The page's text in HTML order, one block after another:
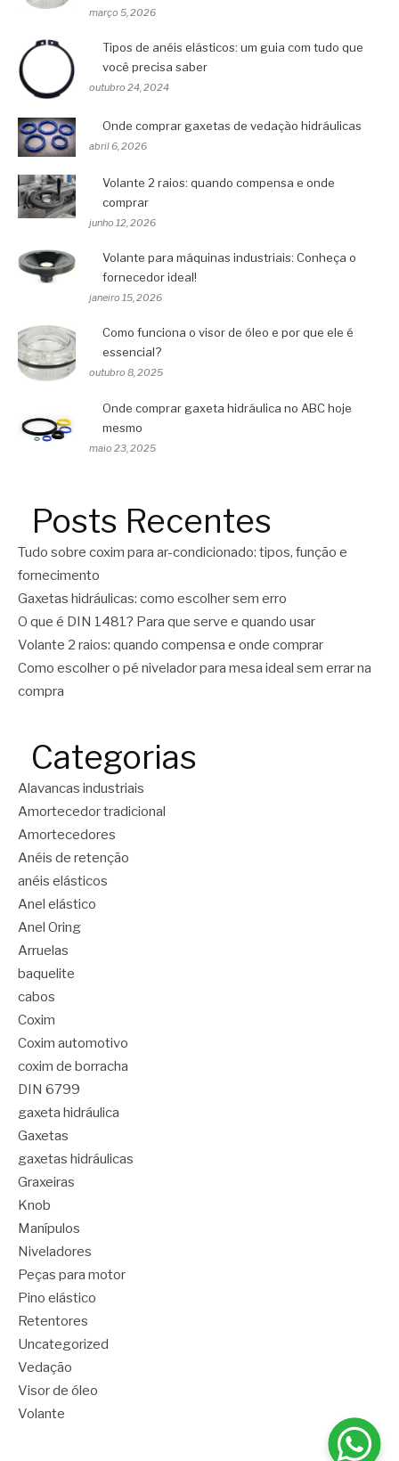
março 5, 2026
Tipos de anéis elásticos: um guia com tudo que
você precisa saber
outubro 24, 2024
Onde comprar gaxetas de vedação hidráulicas
abril 6, 2026
Volante 2 raios: quando compensa e onde
comprar
junho 12, 2026
Volante para máquinas industriais: Conheça o
fornecedor ideal!
janeiro 15, 2026
Como funciona o visor de óleo e por que ele é
essencial?
outubro 8, 2025
Onde comprar gaxeta hidráulica no ABC hoje
mesmo
maio 23, 2025
Posts Recentes
Tudo sobre coxim para ar-condicionado: tipos, função e
fornecimento
Gaxetas hidráulicas: como escolher sem erro
O que é DIN 1481? Para que serve e quando usar
Volante 2 raios: quando compensa e onde comprar
Como escolher o pé nivelador para mesa ideal sem errar na
compra
Categorias
Alavancas industriais
Amortecedor tradicional
Amortecedores
Anéis de retenção
anéis elásticos
Anel elástico
Anel Oring
Arruelas
baquelite
cabos
Coxim
Coxim automotivo
coxim de borracha
DIN 6799
gaxeta hidráulica
Gaxetas
gaxetas hidráulicas
Graxeiras
Knob
Manípulos
Niveladores
Peças para motor
Pino elástico
Retentores
Uncategorized
Vedação
Visor de óleo
Volante